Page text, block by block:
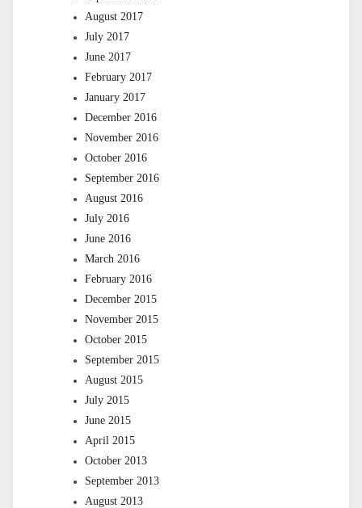
August 2017
July 2017
June 2017
February 2017
January 2017
December 2016
November 2016
October 2016
September 2016
August 2016
July 2016
June 2016
March 2016
February 2016
December 2015
November 2015
October 2015
September 2015
August 2015
July 2015
June 2015
April 2015
October 2013
September 2013
August 2013